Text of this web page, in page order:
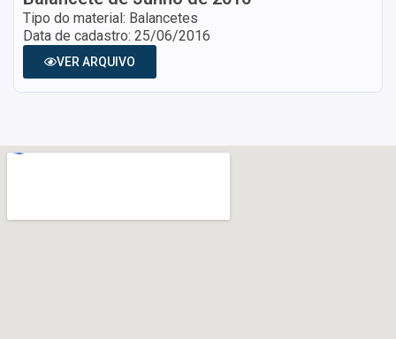
Tipo do material: Balancetes
Data de cadastro: 25/06/2016
VER ARQUIVO